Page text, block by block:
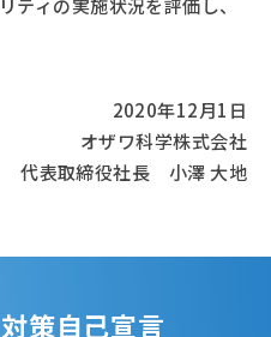
ティの実施状況を評価し、
2020年12月1日
オザワ科学株式会社
代表取締役社長 小澤 大地
策自己宣言